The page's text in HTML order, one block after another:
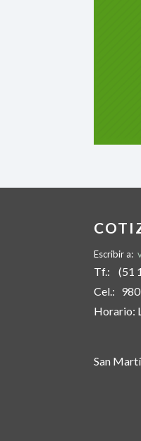
Escribir a:
Tf.: (51
Cel.:
Horario:
San